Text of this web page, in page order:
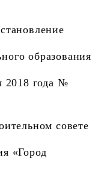
образования
2018 года №
совете
«Город